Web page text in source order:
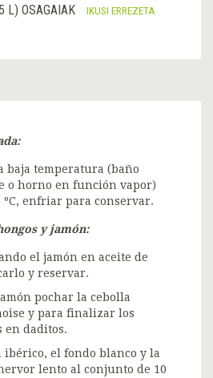
L) OSAGAIAK IKUSI ERREZETA
baja temperatura (baño
o horno en función vapor)
ºC, enfriar para conservar.
y jamón:
el jamón en aceite de
y reservar.
pochar la cebolla
y para finalizar los
en daditos.
el fondo blanco y la
lento al conjunto de 10